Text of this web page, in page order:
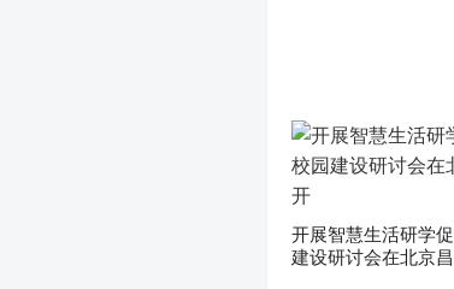
开展智慧生活研学
建设研讨会在北京